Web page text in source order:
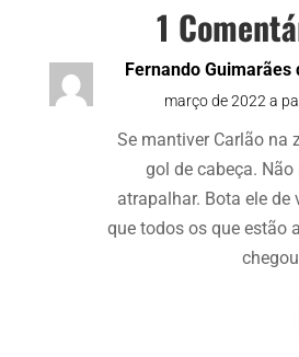
1
Fernando Guimarães
março de 2022 a
Se mantiver Carlão na
gol de cabeça.
atrapalhar. Bota ele de
que todos os que estão